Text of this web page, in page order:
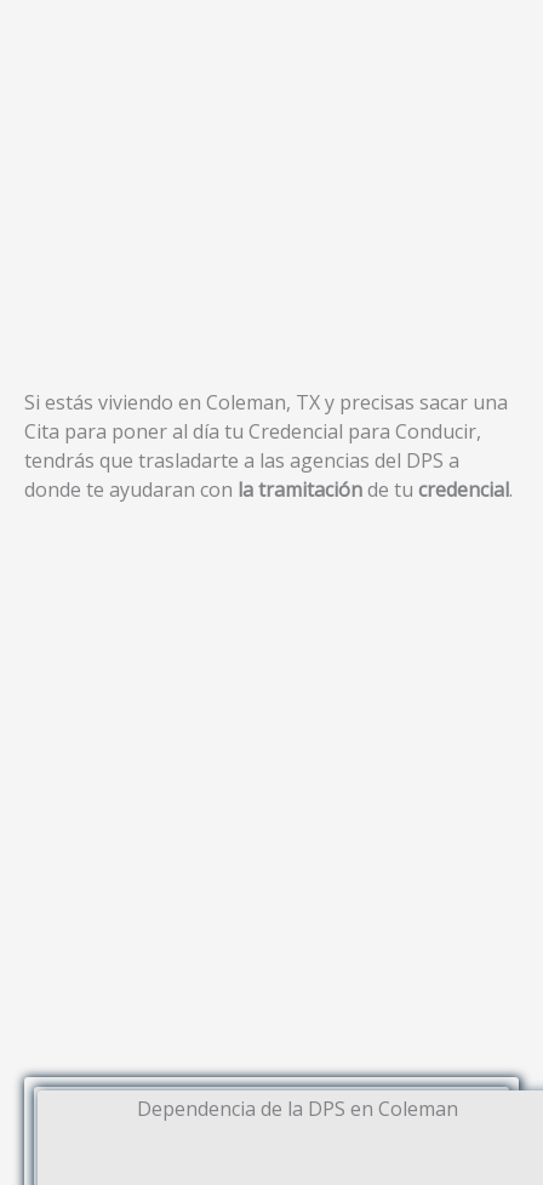
Si estás viviendo en Coleman, TX y precisas sacar una
Cita para poner al día tu Credencial para Conducir,
tendrás que trasladarte a las agencias del DPS a
donde te ayudaran con la tramitaciónde tu credencial.
Dependencia de la DPS en Coleman